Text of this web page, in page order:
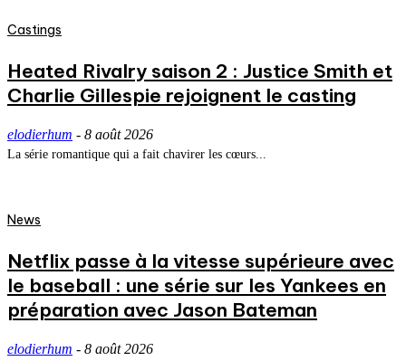
Castings
Heated Rivalry saison 2 : Justice Smith et
Charlie Gillespie rejoignent le casting
elodierhum - 8 août 2026
La série romantique qui a fait chavirer les cœurs...
News
Netflix passe à la vitesse supérieure avec
le baseball : une série sur les Yankees en
préparation avec Jason Bateman
elodierhum - 8 août 2026